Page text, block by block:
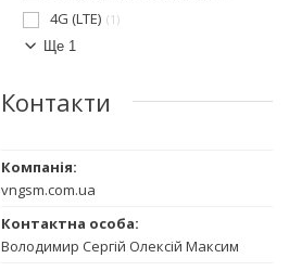
4G (LTE) 1
Ще 1
Контакти
vngsm.com.ua
Володимир Сергій Олексій Максим